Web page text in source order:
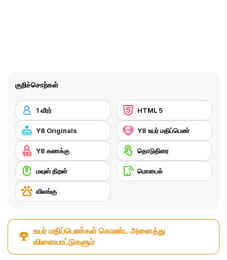
குறிச்சொற்கள்
1 வீரர் HTML 5
Y8 Originals Y8 உயர் மதிப்பெண்
Y8 கணக்கு தொடுதிரை
மவுஸ் திறன் மொபைல்
விலங்கு
உயர் மதிப்பெண்கள் கொண்ட அனைத்து
விளையாட்டுகளும்